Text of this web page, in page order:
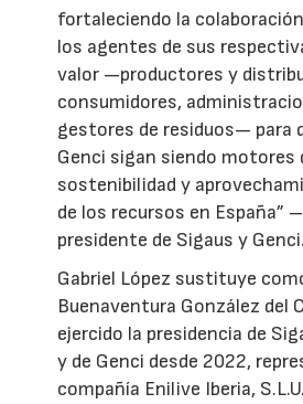
fortaleciendo la
los agentes de sus
valor —productores y
consumidores,
gestores de residuos— para
Genci sigan siendo motores
sostenibilidad y
de los recursos en España”
presidente de Sigaus y Genci.
Gabriel López sustituye
Buenaventura González del
ejercido la presidencia de
y de Genci desde 2022,
compañía Enilive Iberia,